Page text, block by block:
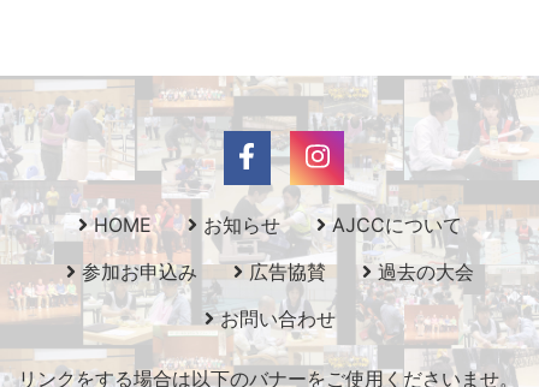
HOME お知らせ
AJCCについて
参加お申込み
広告協賛
過去の大会
お問い合わせ
リンクをする場合は以下のバナーをご使用くださいませ。